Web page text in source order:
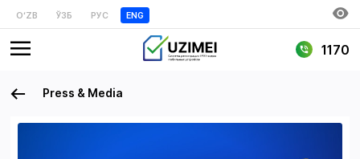
OʻZB ЎЗБ РУС ENG
1170
Press & Media